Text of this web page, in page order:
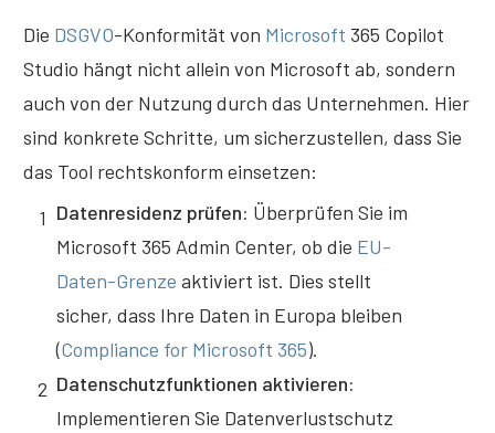
Die DSGVO-Konformität von Microsoft 365 Copilot
Studio hängt nicht allein von Microsoft ab, sondern
auch von der Nutzung durch das Unternehmen. Hier
sind konkrete Schritte, um sicherzustellen, dass Sie
das Tool rechtskonform einsetzen:
1 Datenresidenz prüfen: Überprüfen Sie im
Microsoft 365 Admin Center, ob die EU-
Daten-Grenze aktiviert ist. Dies stellt
sicher, dass Ihre Daten in Europa bleiben
(Compliance for Microsoft 365).
2 Datenschutzfunktionen aktivieren:
Implementieren Sie Datenverlustschutz